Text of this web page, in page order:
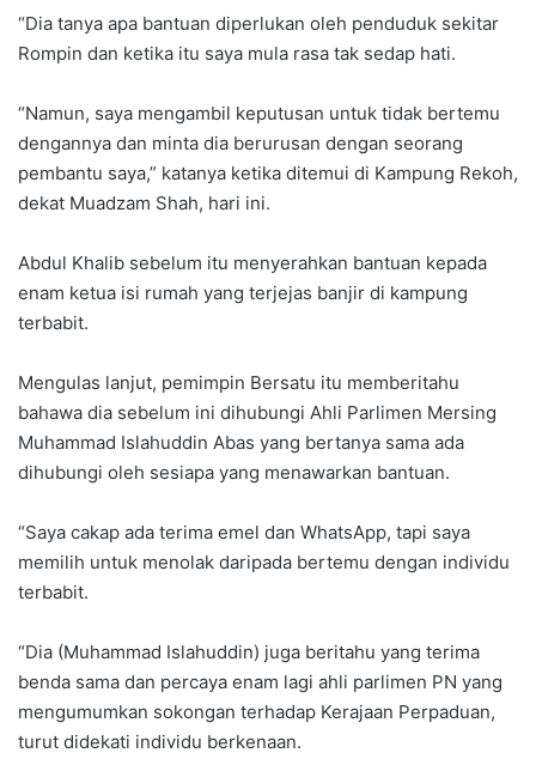
“Dia tanya apa bantuan diperlukan oleh penduduk sekitar
Rompin dan ketika itu saya mula rasa tak sedap hati.
“Namun, saya mengambil keputusan untuk tidak bertemu
dengannya dan minta dia berurusan dengan seorang
pembantu saya,” katanya ketika ditemui di Kampung Rekoh,
dekat Muadzam Shah, hari ini.
Abdul Khalib sebelum itu menyerahkan bantuan kepada
enam ketua isi rumah yang terjejas banjir di kampung
terbabit.
Mengulas lanjut, pemimpin Bersatu itu memberitahu
bahawa dia sebelum ini dihubungi Ahli Parlimen Mersing
Muhammad Islahuddin Abas yang bertanya sama ada
dihubungi oleh sesiapa yang menawarkan bantuan.
“Saya cakap ada terima emel dan WhatsApp, tapi saya
memilih untuk menolak daripada bertemu dengan individu
terbabit.
“Dia (Muhammad Islahuddin) juga beritahu yang terima
benda sama dan percaya enam lagi ahli parlimen PN yang
mengumumkan sokongan terhadap Kerajaan Perpaduan,
turut didekati individu berkenaan.